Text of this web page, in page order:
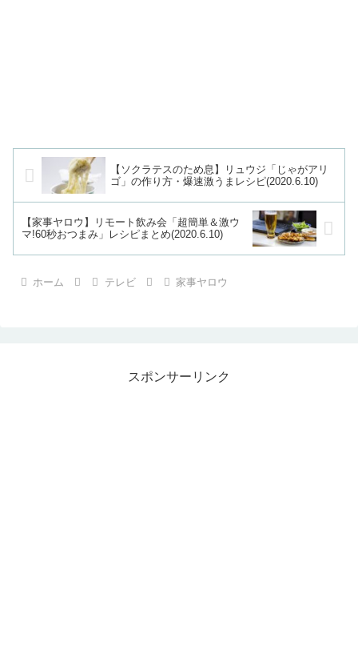
【ソクラテスのため息】リュウジ「じゃがアリ
ゴ」の作り方・爆速激うまレシピ(2020.6.10)
【家事ヤロウ】リモート飲み会「超簡単＆激ウ
マ!60秒おつまみ」レシピまとめ(2020.6.10)
ホーム テレビ 家事ヤロウ
スポンサーリンク